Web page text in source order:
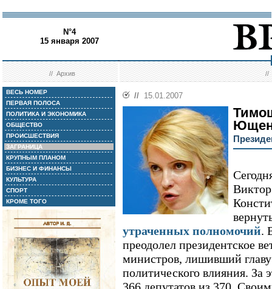
N°4
15 января 2007
//Архив //
ВЕСЬ НОМЕР
ПЕРВАЯ ПОЛОСА
ПОЛИТИКА И ЭКОНОМИКА
ОБЩЕСТВО
ПРОИСШЕСТВИЯ
ЗАГРАНИЦА
КРУПНЫМ ПЛАНОМ
БИЗНЕС И ФИНАНСЫ
КУЛЬТУРА
СПОРТ
КРОМЕ ТОГО
// 15.01.2007
утраченных полномочий.
преодолел президентское
министров, лишивший главу
политического влияния. За